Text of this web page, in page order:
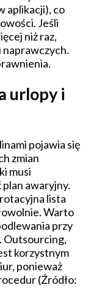
aplikacji), co
Jeśli
niż raz,
naprawczych.
urlopy i
pojawia się
zmian
musi
awaryjny.
lista
Warto
przy
Outsourcing,
korzystnym
ponieważ
(Źródło: